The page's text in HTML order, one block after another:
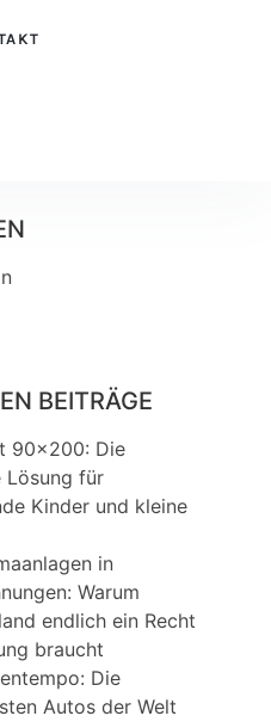
BEITRÄGE
90×200: Die
Lösung für
Kinder und kleine
in
Warum
endlich ein Recht
braucht
Die
Autos der Welt